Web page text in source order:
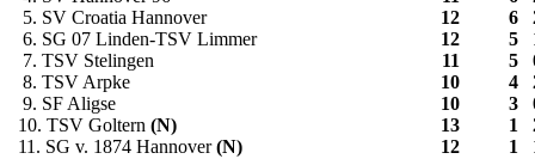
5. SV Croatia Hannover
12 6
6. SG 07 Linden-TSV Limmer
12 5
7. TSV Stelingen
11 5
8. TSV Arpke
10 4
9. SF Aligse
10 3
10. TSV Goltern (N) 13 1
11. SG v. 1874 Hannover(N) 12 1